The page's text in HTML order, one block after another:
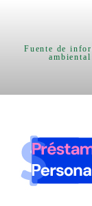
Fuente de